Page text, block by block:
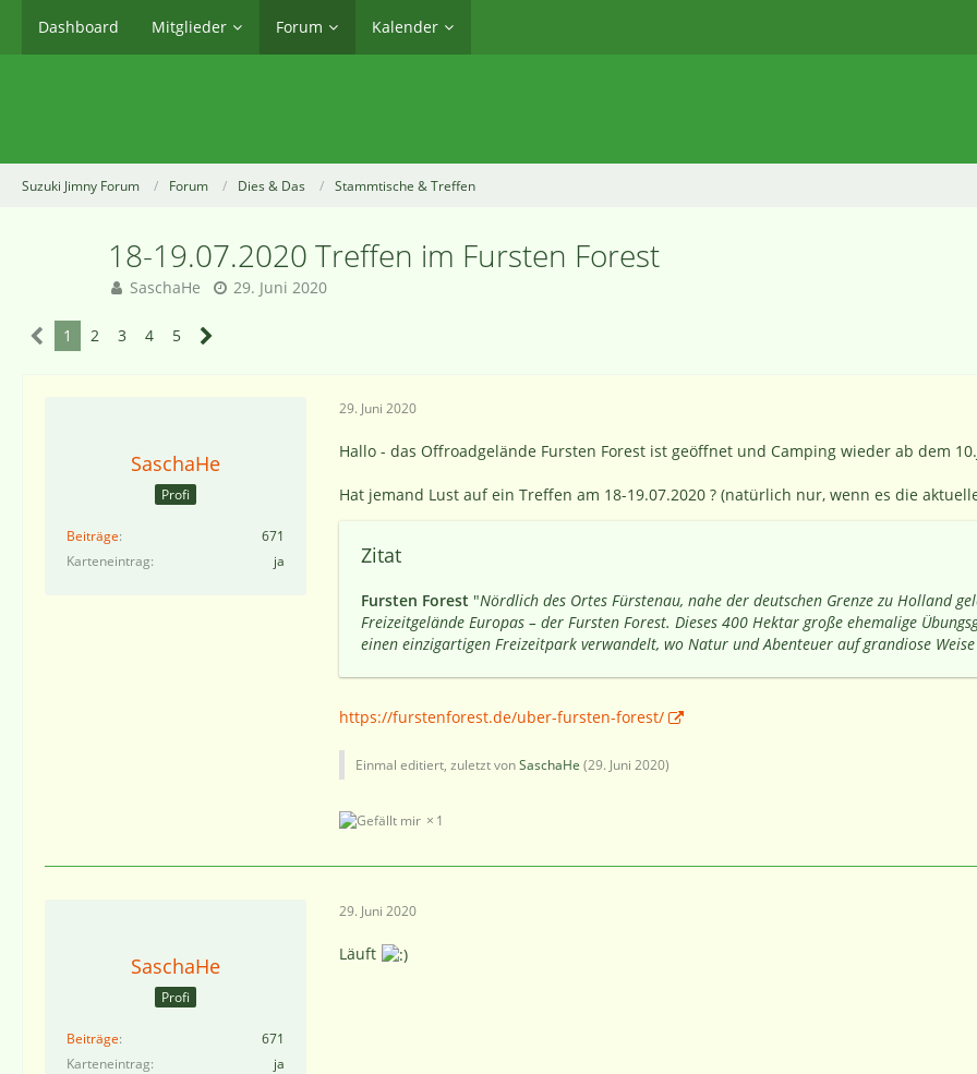
Dashboard Mitglieder Forum Kalender
Suzuki Jimny Forum Forum Dies & Das Stammtische & Treffen
18-19.07.2020 Treffen im Fursten Forest
SaschaHe 29. Juni 2020
1 2 3 4 5
SaschaHe
Profi
Beiträge
671
Karteneintrag
ja
29. Juni 2020
Hallo - das Offroadgelände Fursten Forest ist geöffnet und Camping wieder ab dem
Hat jemand Lust auf ein Treffen am 18-19.07.2020 ? (natürlich nur, wenn es die
Zitat
Fursten Forest "Nördlich des Ortes Fürstenau, nahe der deutschen Grenze zu Holland
Freizeitgelände Europas – der Fursten Forest. Dieses 400 Hektar große ehemalige
einen einzigartigen Freizeitpark verwandelt, wo Natur und Abenteuer auf grandiose
https://furstenforest.de/uber-fursten-forest/
Einmal editiert, zuletzt vonSaschaHe (29. Juni 2020)
1
SaschaHe
Profi
Beiträge
671
Karteneintrag
ja
29. Juni 2020
Läuft